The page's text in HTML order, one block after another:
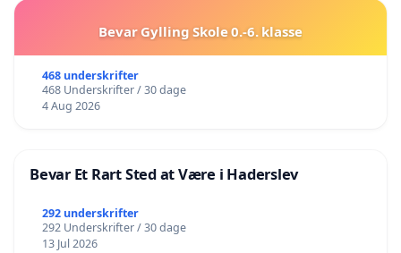
Bevar Gylling Skole 0.-6. klasse
468 underskrifter
468 Underskrifter / 30 dage
4 Aug 2026
Bevar Et Rart Sted at Være i Haderslev
292 underskrifter
292 Underskrifter / 30 dage
13 Jul 2026